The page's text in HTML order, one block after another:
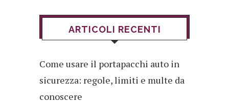
ARTICOLI RECENTI
Come usare il portapacchi auto in
sicurezza: regole, limiti e multe da
conoscere